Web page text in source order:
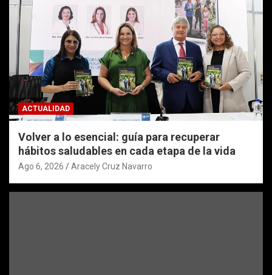
ACTUALIDAD
Volver a lo esencial: guía para recuperar
hábitos saludables en cada etapa de la vida
Ago 6, 2026 Aracely Cruz Navarro